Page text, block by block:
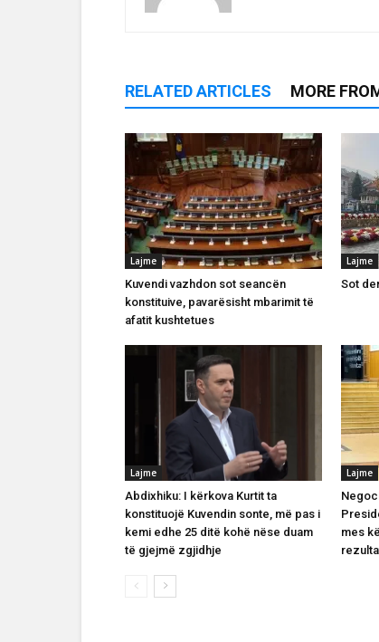
RELATED ARTICLES MORE
Lajme
Kuvendi vazhdon sot seancën
konstituive, pavarësisht mbarimit të
afatit kushtetues
Lajme
Sot
Lajme
Abdixhiku: I kërkova Kurtit ta
konstituojë Kuvendin sonte, më pas i
kemi edhe 25 ditë kohë nëse duam
të gjejmë zgjidhje
Lajme
mes